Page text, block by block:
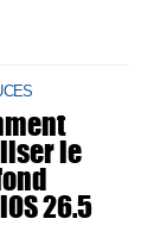
le
26.5